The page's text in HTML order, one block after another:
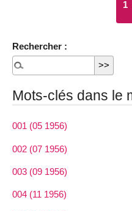
1
Rechercher :
Mots-clés dans le
001 (05 1956)
002 (07 1956)
003 (09 1956)
004 (11 1956)